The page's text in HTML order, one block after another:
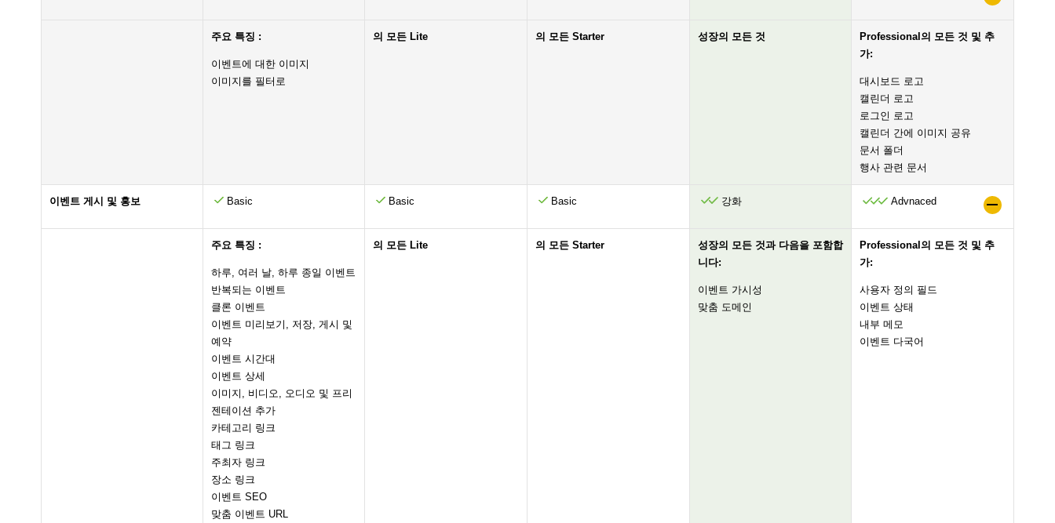
주요 특징 :
이벤트에 대한 이미지
이미지를 필터로
의 모든 Lite 의 모든 Starter 성장의 모든 것
Professional의 모든 것 및 추
가:
대시보드 로고
캘린더 로고
로그인 로고
캘린더 간에 이미지 공유
문서 폴더
행사 관련 문서
이벤트 게시 및 홍보 Basic Basic Basic 강화 Advnaced
주요 특징 :
하루, 여러 날, 하루 종일 이벤트
반복되는 이벤트
클론 이벤트
이벤트 미리보기, 저장, 게시 및
예약
이벤트 시간대
이벤트 상세
이미지, 비디오, 오디오 및 프리
젠테이션 추가
카테고리 링크
태그 링크
주최자 링크
장소 링크
이벤트 SEO
맞춤 이벤트 URL
의 모든 Lite 의 모든 Starter
성장의 모든 것과 다음을 포함합
니다:
이벤트 가시성
맞춤 도메인
Professional의 모든 것 및 추
가:
사용자 정의 필드
이벤트 상태
내부 메모
이벤트 다국어